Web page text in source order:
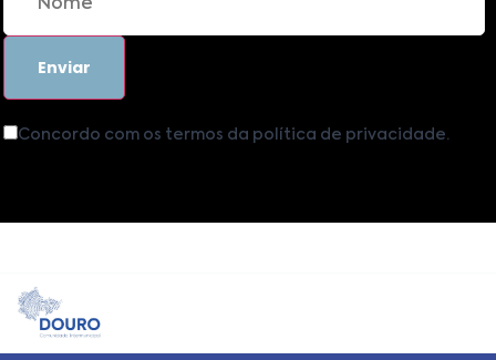
Concordo com os termos da política de privacidade.